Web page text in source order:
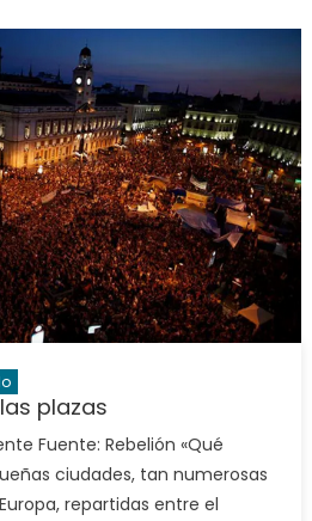
plazas
Fuente: Rebelión «Qué
ciudades, tan numerosas
repartidas entre el